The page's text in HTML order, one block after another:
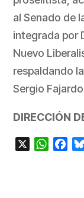
al Senado de
integrada por
Nuevo
respaldando
Sergio
DIRECCIÓN